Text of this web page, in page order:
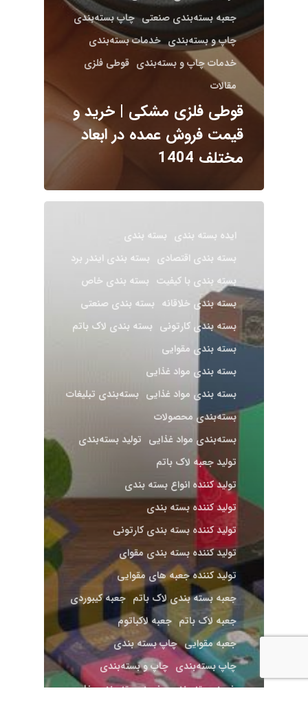
جعبه بسته‌بندی صنعتی چاپ بسته‌بندی
چاپ و بسته‌بندی خدمات بسته‌بندی
خدمات چاپ و بسته‌بندی قوطی فلزی
مقالات
قوطی فلزی مشکی | خرید و
قیمت فروش عمده در ابعاد
مختلف 1404
ایده بسته بندی بسته بندی
بسته‌ بندی اقتصادی بسته بندی ایندر برد
بسته‌ بندی با کیفیت بسته بندی خاص
بسته بندی خلاقانه بسته‌ بندی صنعتی
بسته بندی کارتونی بسته بندی لاک باتم
بسته بندی مقوایی
بسته بندی مواد غذایی
بسته بندی مواد غذایی بسته‌بندی تبلیغات
بسته‌بندی محصولات
بسته‌بندی مواد غذایی تولید بسته‌بندی
تولید جعبه لاک باتم
تولید کننده انواع بسته بندی
تولید کننده بسته بندی
تولید کننده بسته بندی کارتونی
تولید کننده بسته بندی مقوای
تولید کننده جعبه های مقوایی
جعبه بسته بندی لاک باتم جعبه کیبوردی
جعبه لاک باتم جعبه لاکباتوم
جعبه مقوایی چاپ بسته ‌بندی
چاپ بسته‌بندی چاپ و بسته‌بندی
خرید بسته بندی خرید بسته بندی خاص